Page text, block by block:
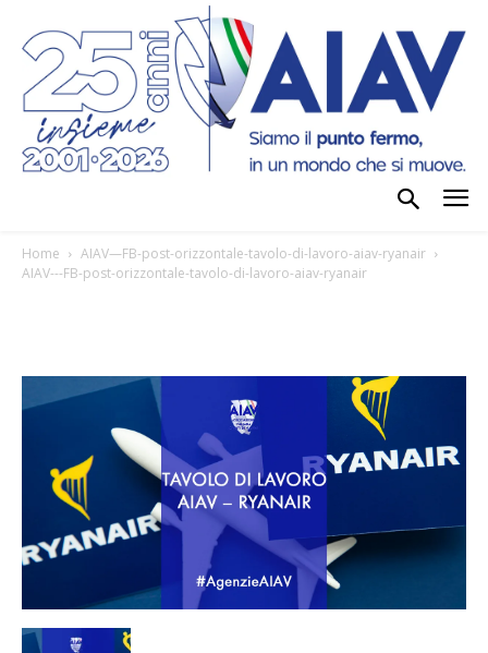
Home
AIAV—FB-post-orizzontale-tavolo-di-lavoro-aiav-ryanair
AIAV---FB-post-orizzontale-tavolo-di-lavoro-aiav-ryanair